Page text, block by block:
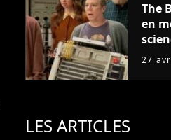
The
en
27
LES ARTICLES